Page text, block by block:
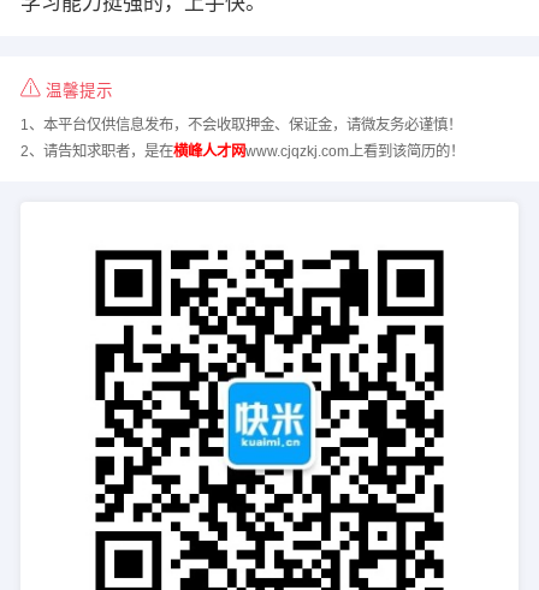
温馨提示
1、本平台仅供信息发布，不会收取押金、保证金，请微友务必谨慎！
2、请告知求职者，是在横峰人才网www.cjqzkj.com上看到该简历的！